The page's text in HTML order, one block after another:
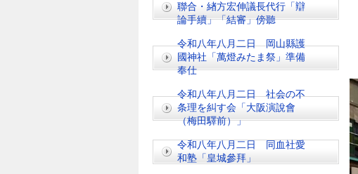
聯合・緖方宏伸議長代行「辯
論手續」「結審」傍聽
令和八年八月二日 岡山縣護
國神社「萬燈みたま祭」準備
奉仕
令和八年八月二日 社会の不
条理を糾す会「大阪演說會
（梅田驛前）」
令和八年八月二日 同血社愛
和塾「皇城參拜」